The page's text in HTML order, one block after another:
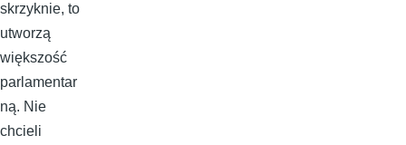
skrzyknie, to
utworzą
większość
parlamentar
ną. Nie
chcieli